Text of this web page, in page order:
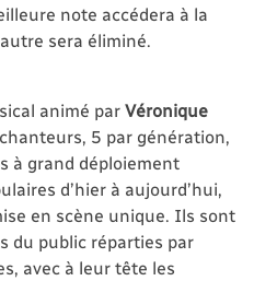
note accédera à la
sera éliminé.
animé par Véronique
5 par génération,
à grand déploiement
d’hier à aujourd’hui,
en scène unique. Ils sont
du public réparties par
avec à leur tête les